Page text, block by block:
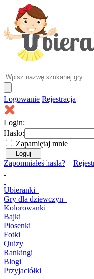
Logowanie Rejestracja
Login:
Hasło:
Zapamiętaj mnie
Zapomniałeś hasła?
Ubieranki
Gry dla dziewczyn
Kolorowanki
Bajki
Piosenki
Fotki
Quizy
Rankingi
Blogi
Przyjaciółki